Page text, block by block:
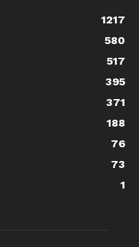
1217
580
517
395
371
188
76
73
1